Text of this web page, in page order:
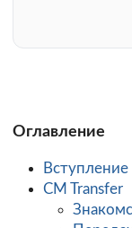
Оглавление
Вступление
CM Transfer